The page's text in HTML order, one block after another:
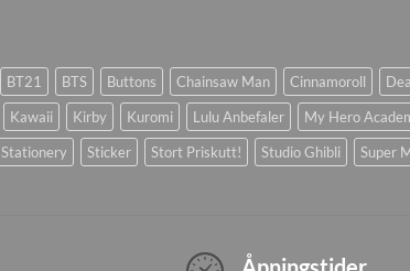
BT21 BTS Buttons Chainsaw Man Cinnamoroll
Kawaii Kirby Kuromi Lulu Anbefaler My Hero
Stationery Sticker Stort Priskutt! Studio Ghibli Super